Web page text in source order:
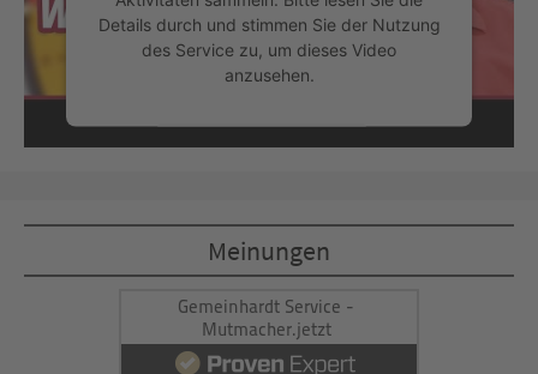
Details durch und stimmen Sie der Nutzung
des Service zu, um dieses Video
anzusehen.
Mehr Informationen
powered byUsercentrics Consent
Management Platform&eRecht24
Meinungen